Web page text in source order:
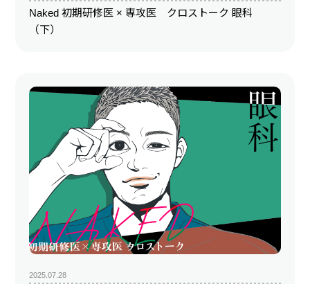
Naked 初期研修医 × 専攻医 クロストーク 眼科
（下）
2025.07.28